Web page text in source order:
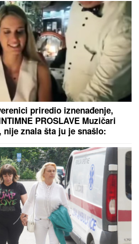
U RUMUNIJI:Evo šta su
niskog vodostaja Dunava
Ražnatović operisana 8 sati!
se komplikacije, ona se nije
od pevačice! (FOTO)
HOROSKOP ZA
NEDELjU, 9.
Bik ima porodične, Lav
a Škorpija probleme u
Vodolija u sukobu sa